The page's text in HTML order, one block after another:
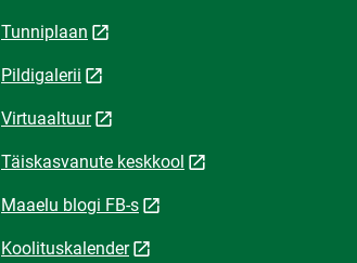
Tunniplaan
Pildigalerii
Virtuaaltuur
Täiskasvanute keskkool
Maaelu blogi FB-s
Koolituskalender